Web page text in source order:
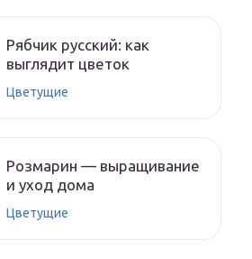
Рябчик русский: как
выглядит цветок
Цветущие
Розмарин — выращивание
и уход дома
Цветущие